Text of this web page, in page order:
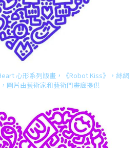
心形系列版畫，《Robot Kiss》，絲網
圖片由藝術家和藝術門畫廊提供